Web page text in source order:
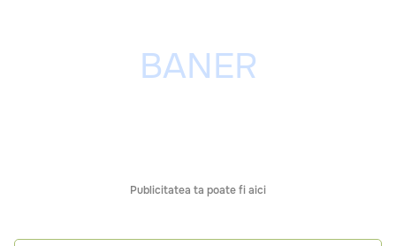
Publicitatea ta poate fi aici